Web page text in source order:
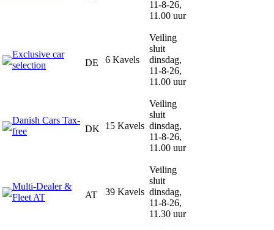
11-8-26,
11.00 uur
Exclusive car
selection
DE 6 Kavels
Veiling
sluit
dinsdag,
11-8-26,
11.00 uur
Danish Cars Tax-
free
DK 15 Kavels
Veiling
sluit
dinsdag,
11-8-26,
11.00 uur
Multi-Dealer &
Fleet AT
AT 39 Kavels
Veiling
sluit
dinsdag,
11-8-26,
11.30 uur